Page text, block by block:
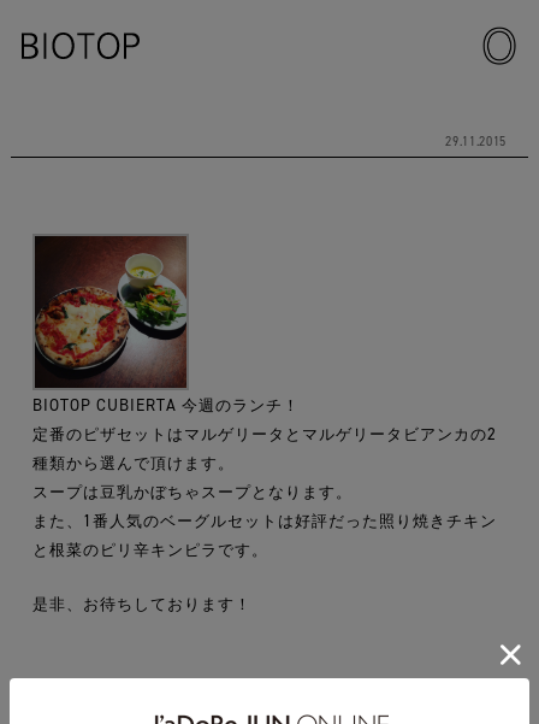
29.11.2015
BIOTOP CUBIERTA 今週のランチ！
定番のピザセットはマルゲリータとマルゲリータビアンカの2
種類から選んで頂けます。
スープは豆乳かぼちゃスープとなります。
また、1番人気のベーグルセットは好評だった照り焼きチキン
と根菜のピリ辛キンピラです。
是非、お待ちしております！